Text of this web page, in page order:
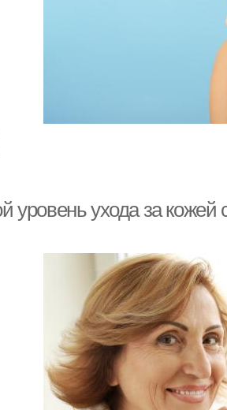
уровень ухода за